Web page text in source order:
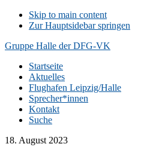
Skip to main content
Zur Hauptsidebar springen
Gruppe Halle der DFG-VK
Startseite
Aktuelles
Flughafen Leipzig/Halle
Sprecher*innen
Kontakt
Suche
18. August 2023